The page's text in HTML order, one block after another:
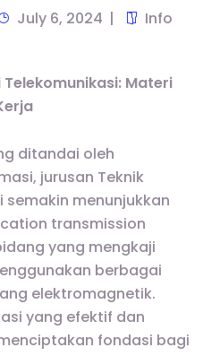
July 6, 2024
Info
Materi
ditandai oleh
jurusan Teknik
semakin menunjukkan
transmission
yang mengkaji
berbagai
elektromagnetik.
yang efektif dan
fondasi bagi